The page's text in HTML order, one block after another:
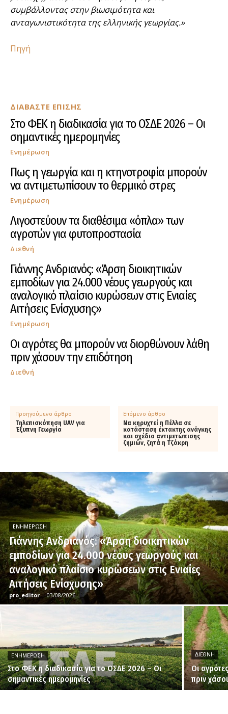
ΔΙΑΒΑΣΤΕ ΕΠΙΣΗΣ
Στο ΦΕΚ η διαδικασία για το ΟΣΔΕ 2026 – Οι
σημαντικές ημερομηνίες
Ενημέρωση
Πως η γεωργία και η κτηνοτροφία μπορούν
να αντιμετωπίσουν το θερμικό στρες
Ενημέρωση
Λιγοστεύουν τα διαθέσιμα «όπλα» των
αγροτών για φυτοπροστασία
Διεθνή
Γιάννης Ανδριανός: «Άρση διοικητικών
εμποδίων για 24.000 νέους γεωργούς και
αναλογικό πλαίσιο κυρώσεων στις Ενιαίες
Αιτήσεις Ενίσχυσης»
Ενημέρωση
Οι αγρότες θα μπορούν να διορθώνουν λάθη
πριν χάσουν την επιδότηση
Διεθνή
συμβάλλοντας στην βιωσιμότητα και
ανταγωνιστικότητα της ελληνικής γεωργίας.»
Πηγή
Προηγούμενο άρθρο
Τηλεπισκόπηση UAV για
Έξυπνη Γεωργία
Επόμενο άρθρο
Να κηρυχτεί η Πέλλα σε
κατάσταση έκτακτης ανάγκης
και σχέδιο αντιμετώπισης
ζημιών, ζητά η Τζάκρη
ΕΝΗΜΈΡΩΣΗ
Γιάννης Ανδριανός: «Άρση διοικητικών
εμποδίων για 24.000 νέους γεωργούς και
αναλογικό πλαίσιο κυρώσεων στις Ενιαίες
Αιτήσεις Ενίσχυσης»
pro_editor - 03/08/2026
ΕΝΗΜΈΡΩΣΗ
Στο ΦΕΚ η διαδικασία για το ΟΣΔΕ 2026 – Οι
σημαντικές ημερομηνίες
ΔΙΕΘΝΉ
Οι
πριν